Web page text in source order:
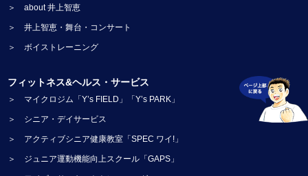
＞ about 井上智恵
＞ 井上智恵・舞台・コンサート
＞ ボイストレーニング
フィットネス&ヘルス・サービス
＞ マイクロジム「Y’s FIELD」「Y’s PARK」
＞ シニア・デイサービス
＞ アクティブシニア健康教室「SPEC ワイ!」
＞ ジュニア運動機能向上スクール「GAPS」